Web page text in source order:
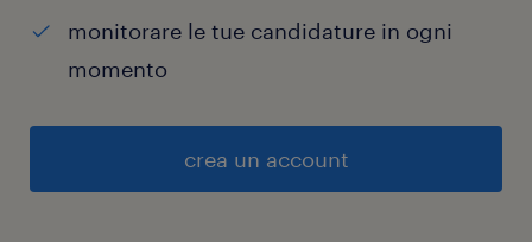
monitorare le tue candidature in ogni
momento
crea un account